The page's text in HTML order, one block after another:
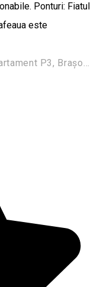
Ponturi: Fiatul
este
Strada Tudor Arghezi 17, Bl. C25, Apartament P3, Brașov 500167 Romania